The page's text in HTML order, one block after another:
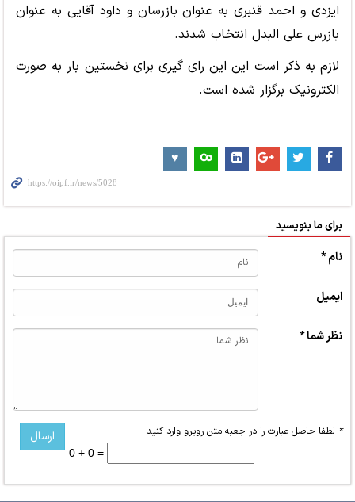
ایزدی و احمد قنبری به عنوان بازرسان و داود آقایی به عنوان
بازرس علی البدل انتخاب شدند.
لازم به ذکر است این این رای گیری برای نخستین بار به صورت
الکترونیک برگزار شده است.
برای ما بنویسید
نام *
ایمیل
نظر شما *
* لطفا حاصل عبارت را در جعبه متن روبرو وارد کنید
0 + 0 =